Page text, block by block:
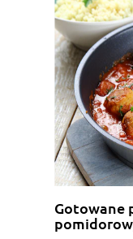
Gotowane